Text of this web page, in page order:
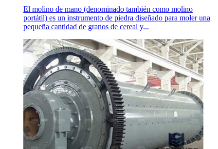
El molino de mano (denominado también como molino
portátil) es un instrumento de piedra diseñado para moler una
pequeña cantidad de granos de cereal y...